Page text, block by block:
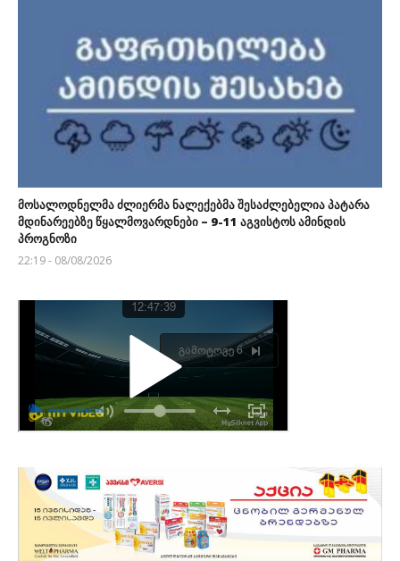
მოსალოდნელმა ძლიერმა ნალექებმა შესაძლებელია პატარა
მდინარეებზე წყალმოვარდნები – 9-11 აგვისტოს ამინდის
პროგნოზი
22:19 - 08/08/2026